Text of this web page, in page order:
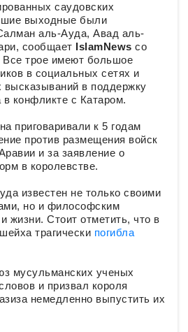
саудовских
выходные были
аль-Ауда, Авад аль-
сообщает IslamNews со
Все трое имеют большое
в социальных сетях и
высказываний в поддержку
в конфликте с Катаром.
приговаривали к 5 годам
против размещения войск
и за заявление о
в королевстве.
известен не только своими
но и философским
жизни. Стоит отметить, что в
трагически погибла
мусульманских ученых
и призвал короля
немедленно выпустить их